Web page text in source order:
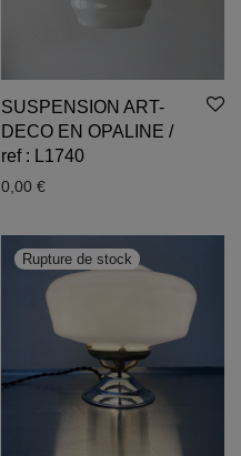
SUSPENSION ART-
DECO EN OPALINE /
ref : L1740
0,00 €